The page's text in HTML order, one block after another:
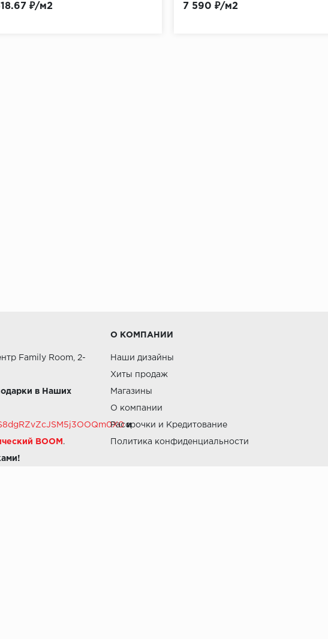
₽/м2 7 590 ₽/м2
Family Room, 2-
в Наших
и
BOOM .
О КОМПАНИИ
Наши дизайны
Хиты продаж
Магазины
О компании
Рассрочки и Кредитование
Политика конфиденциальности